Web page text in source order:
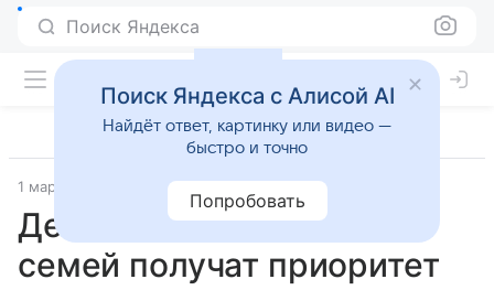
Поиск Яндекса
1 марта 2021
Дети из многодетных
семей получат приоритет
Поиск Яндекса с Алисой AI
Найдёт ответ, картинку или видео —
быстро и точно
Попробовать